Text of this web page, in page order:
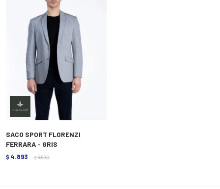
SACO SPORT FLORENZI
FERRARA - GRIS
$ 4.893 $ 6.990